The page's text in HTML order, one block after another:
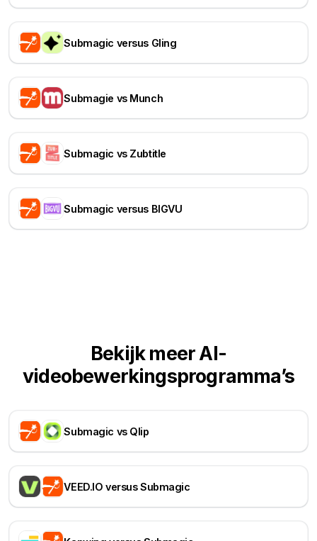
Submagic versus Gling
Submagie vs Munch
Submagic vs Zubtitle
Submagic versus BIGVU
Bekijk meer AI-
videobewerkingsprogramma’s
Submagic vs Qlip
VEED.IO versus Submagic